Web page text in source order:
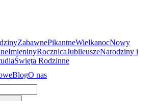
ZabawnePikantneWielkanocNowy
ImieninyRocznicaJubileuszeNarodziny i
Święta Rodzinne
BlogO nas